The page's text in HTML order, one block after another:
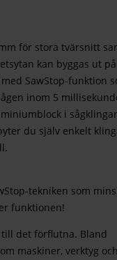
för stora tvärsnitt
kan byggas ut
SawStop-funktion
inom 5
i
du själv enkelt
tekniken som
funktionen!
till det förflutna. Bland
maskiner, verktyg